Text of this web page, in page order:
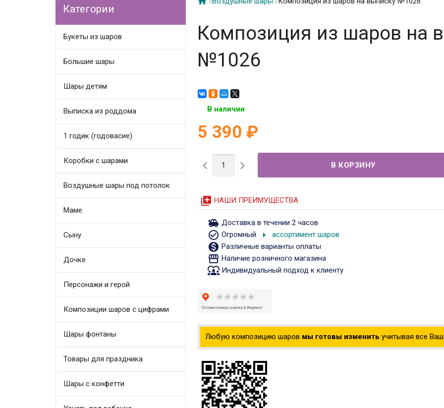
Категории
Букеты из шаров
Большие шары
Шары детям
Выписка из роддома
1 годик (годовасие)
Коробки с шарами
Воздушные шары под потолок
Маме
Сыну
Дочке
Персонажи и герой
Композиции шаров с цифрами
Шары фонтаны
Товары для праздника
Шары с конфетти
Композиция из шаров на
№1026
В наличии
5 390 ₽
 
queue НАШИ ПРЕИМУЩЕСТВА
toys Доставка в течении 2 часов
check_circle_outline Огромный arrow_right ассортимент шаров
monetization_on Различные варианты оплаты
storefront Наличие розничного магазина
diversity_1Индивидуальный подход к клиенту
Любую композицию шаров мы готовы изменить учитывая все